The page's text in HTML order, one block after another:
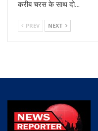
करीब चरस के साथ दो…
PREV NEXT